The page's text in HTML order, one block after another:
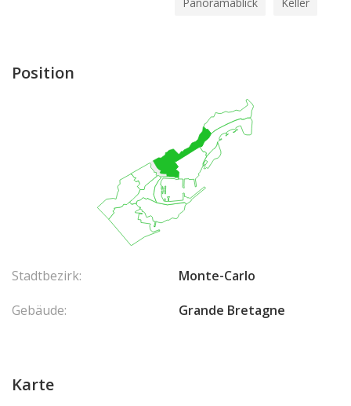
Position
Stadtbezirk:
Monte-Carlo
Gebäude:
Grande Bretagne
Karte